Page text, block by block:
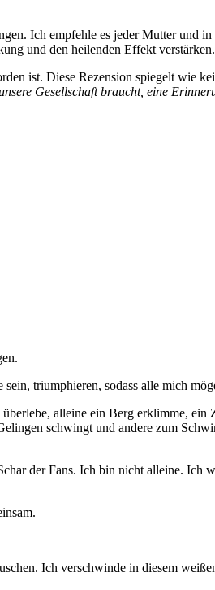
Ich empfehle es jeder Mutter und
und den heilenden Effekt verstärken.
ist. Diese Rezension spiegelt wie
Gesellschaft braucht, eine
triumphieren, sodass alle mich
alleine ein Berg erklimme,
schwingt und andere zum
der Fans. Ich bin nicht alleine. Ich
Ich verschwinde in diesem